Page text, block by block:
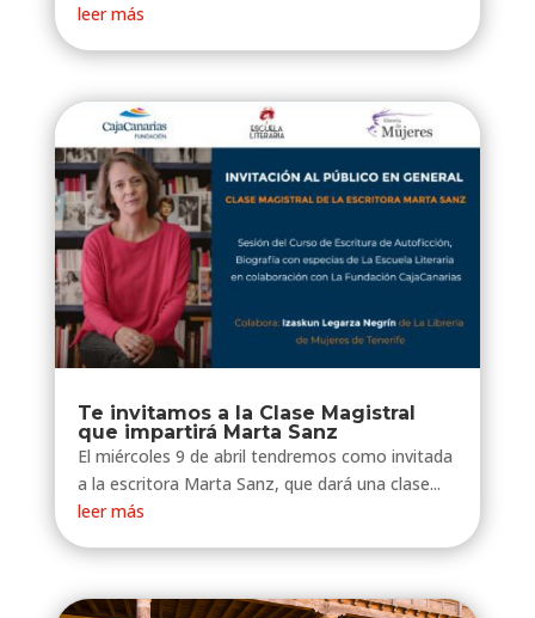
leer más
Te invitamos a la Clase Magistral
que impartirá Marta Sanz
⁣El miércoles 9 de abril tendremos como invitada
a la escritora Marta Sanz, que dará una clase...
leer más